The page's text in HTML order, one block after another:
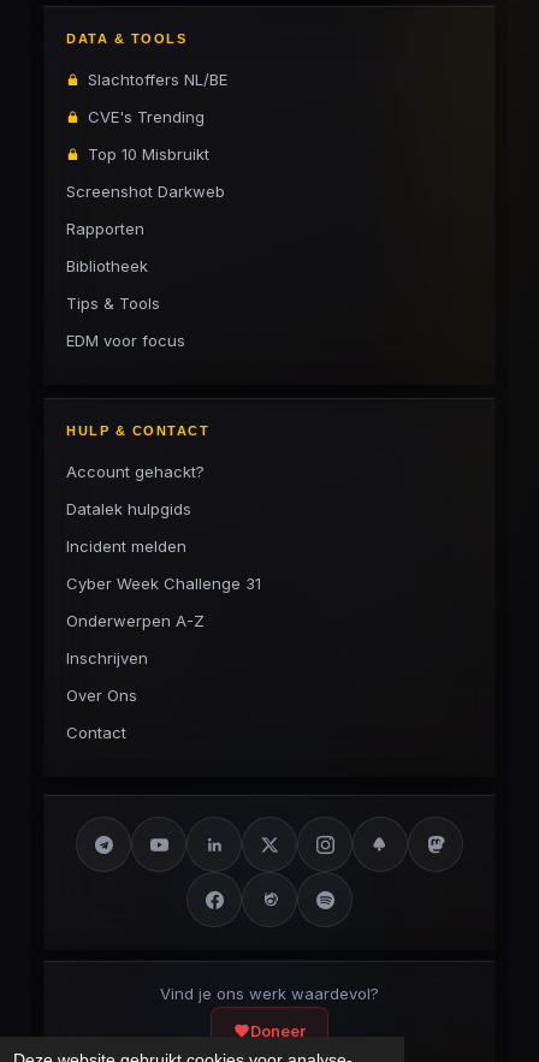
DATA & TOOLS
Slachtoffers NL/BE
CVE's Trending
Top 10 Misbruikt
Screenshot Darkweb
Rapporten
Bibliotheek
Tips & Tools
EDM voor focus
HULP & CONTACT
Account gehackt?
Datalek hulpgids
Incident melden
Cyber Week Challenge 31
Onderwerpen A-Z
Inschrijven
Over Ons
Contact
Vind je ons werk waardevol?
Doneer